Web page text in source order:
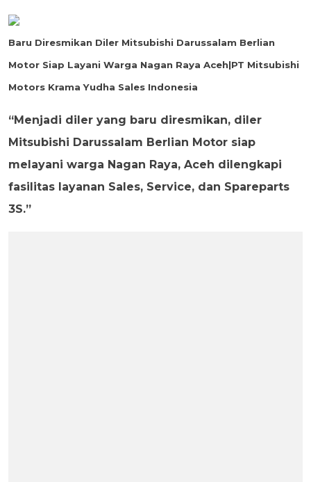
Baru Diresmikan Diler Mitsubishi Darussalam Berlian
Motor Siap Layani Warga Nagan Raya Aceh|PT Mitsubishi
Motors Krama Yudha Sales Indonesia
“Menjadi diler yang baru diresmikan, diler
Mitsubishi Darussalam Berlian Motor siap
melayani warga Nagan Raya, Aceh dilengkapi
fasilitas layanan Sales, Service, dan Spareparts
3S.”